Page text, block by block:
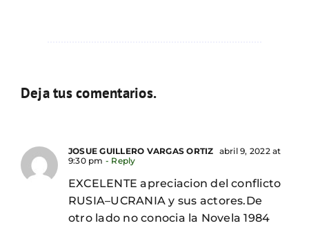
Deja tus comentarios.
JOSUE GUILLERO VARGAS ORTIZ abril 9, 2022 at
9:30 pm - Reply
EXCELENTE apreciacion del conflicto
RUSIA–UCRANIA y sus actores.De
otro lado no conocia la Novela 1984